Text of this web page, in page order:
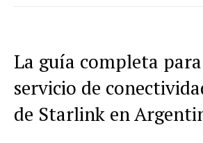
La guía completa
servicio de
de Starlink en